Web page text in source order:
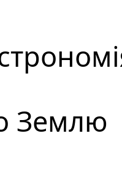
Землю